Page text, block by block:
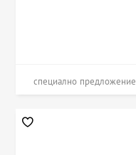
специално предложение